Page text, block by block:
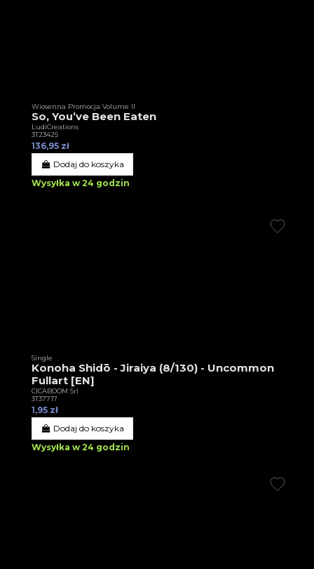
Wiosenna Promocja Volume II
So, You’ve Been Eaten
LudiCreations
3T23425
136,95 zł
Dodaj do koszyka
Wysyłka w 24 godzin
Single
Konoha Shidō - Jiraiya (8/130) - Uncommon
Fullart [EN]
CICABOOM Srl
3T37717
1,95 zł
Dodaj do koszyka
Wysyłka w 24 godzin